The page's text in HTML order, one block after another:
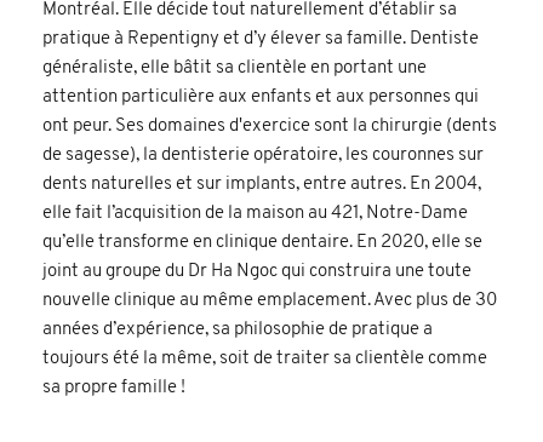
Montréal. Elle décide tout naturellement d’établir sa
pratique à Repentigny et d’y élever sa famille. Dentiste
généraliste, elle bâtit sa clientèle en portant une
attention particulière aux enfants et aux personnes qui
ont peur. Ses domaines d'exercice sont la chirurgie (dents
de sagesse), la dentisterie opératoire, les couronnes sur
dents naturelles et sur implants, entre autres. En 2004,
elle fait l’acquisition de la maison au 421, Notre-Dame
qu’elle transforme en clinique dentaire. En 2020, elle se
joint au groupe du Dr Ha Ngoc qui construira une toute
nouvelle clinique au même emplacement. Avec plus de 30
années d’expérience, sa philosophie de pratique a
toujours été la même, soit de traiter sa clientèle comme
sa propre famille !